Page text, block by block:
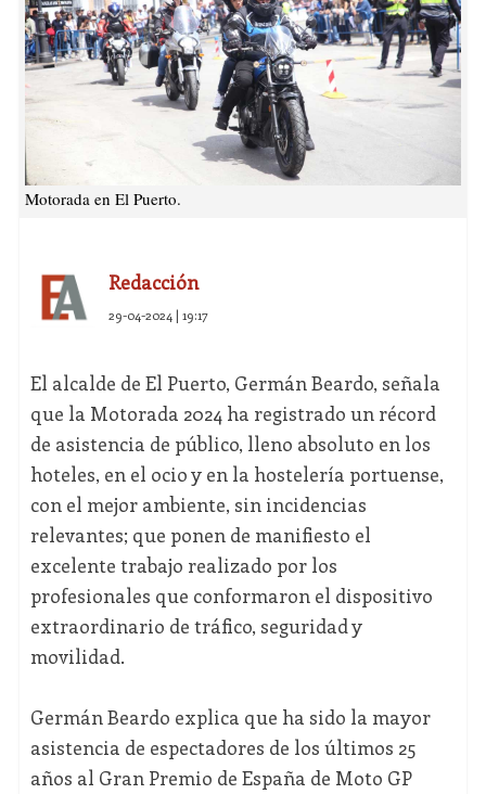
Motorada en El Puerto.
Redacción
29-04-2024 | 19:17
El alcalde de El Puerto, Germán Beardo, señala
que la Motorada 2024 ha registrado un récord
de asistencia de público, lleno absoluto en los
hoteles, en el ocio y en la hostelería portuense,
con el mejor ambiente, sin incidencias
relevantes; que ponen de manifiesto el
excelente trabajo realizado por los
profesionales que conformaron el dispositivo
extraordinario de tráfico, seguridad y
movilidad.
Germán Beardo explica que ha sido la mayor
asistencia de espectadores de los últimos 25
años al Gran Premio de España de Moto GP